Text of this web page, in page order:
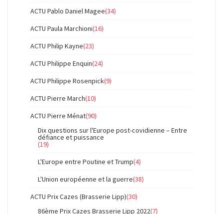
ACTU Pablo Daniel Magee(34)
ACTU Paula Marchioni(16)
ACTU Philip Kayne(23)
ACTU Philippe Enquin(24)
ACTU Philippe Rosenpick(9)
ACTU Pierre March(10)
ACTU Pierre Ménat(90)
Dix questions sur l'Europe post-covidienne – Entre
défiance et puissance
(19)
L'Europe entre Poutine et Trump(4)
L'Union européenne et la guerre(38)
ACTU Prix Cazes (Brasserie Lipp)(30)
86ème Prix Cazes Brasserie Lipp 2022(7)